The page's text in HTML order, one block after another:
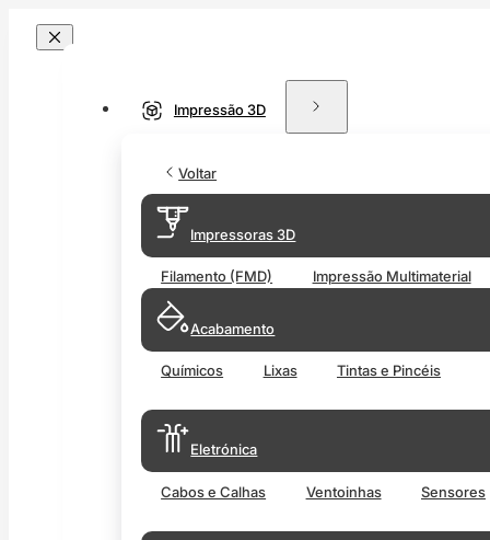
Impressão 3D
Voltar
Impressoras 3D
Filamento (FMD) Impressão Multimaterial
Acabamento
Químicos Lixas Tintas e Pincéis
Eletrónica
Cabos e Calhas Ventoinhas Sensores